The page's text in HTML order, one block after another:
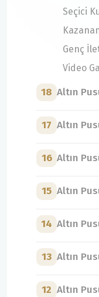
Seçici
Genç
Video
18 Altın
17 Altın
16 Altın
15 Altın
14 Altın
13 Altın
12 Altın